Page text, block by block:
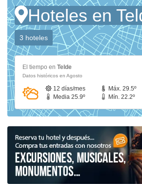
Hoteles en
3 hoteles
El tiempo en Telde
Datos históricos en Agosto
12 días/mes
Máx. 29.5º
Media 25.9º
Mín. 22.2º